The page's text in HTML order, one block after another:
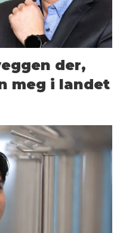
der,
meg i landet